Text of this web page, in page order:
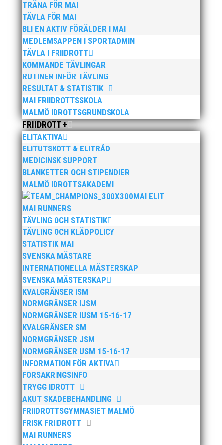
TRÄNA FÖR MAI
TÄVLA FÖR MAI
BLI EN AKTIV FÖRÄLDER I MAI
MEDLEMSAPPEN I SPORTADMIN
TÄVLA I FRIIDROTT
KOMMANDE TÄVLINGAR
RUTINER INFÖR TÄVLING
RESULTAT & STATISTIK
MAI FRIIDROTTSSKOLA
MALMÖ IDROTTSGRUNDSKOLA
FRIIDROTT +
ELITAKTIVA
ELITUTSKOTT & ELITRÅD
MEDICINSK SUPPORT
BLANKETTER OCH STIPENDIER
MALMÖ IDROTTSAKADEMI
MAI ELIT
MAI RUNNERS
TÄVLING OCH STATISTIK
TÄVLING OCH KLÄDPOLICY
STATISTIK MAI
SVENSKA MÄSTARE
INTERNATIONELLA MÄSTERSKAP
SVENSKA MÄSTERSKAP
KVALGRÄNSER ISM
NORMGRÄNSER IJSM
NORMGRÄNSER IUSM 15-16-17
KVALGRÄNSER SM
NORMGRÄNSER JSM
NORMGRÄNSER USM 15-16-17
INFORMATION FÖR AKTIVA
FÖRSÄKRINGSINFO
TRYGG IDROTT
AKUT SKADEBEHANDLING
FRIIDROTTSGYMNASIET MALMÖ
FRISK FRIIDROTT
MAI RUNNERS
sponsorer, fantastisk publik och alla andra som varit
involverade i Malmö Halvmarathon den 11 augusti
och för att ni gjorde årets lopp till en fantastisk
upplevelse.
Datum för 2013 kommer att fastställas inom kort.
Fler bilder
>>Malmö Halvmarathons hemsida
>>Malmö Halvmarathons Facebook-sida
Publicerat tidigare